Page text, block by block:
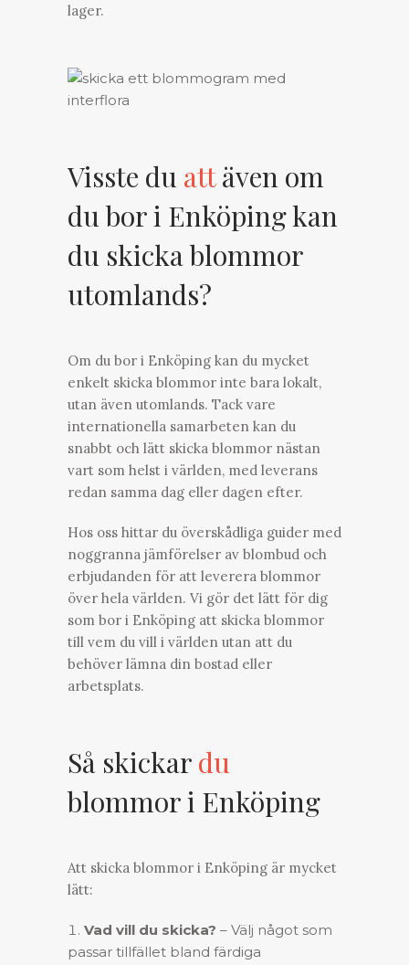
lager.
Visste du attäven om
du bor i Enköping kan
du skicka blommor
utomlands?
Om du bor i Enköping kan du mycket
enkelt skicka blommor inte bara lokalt,
utan även utomlands. Tack vare
internationella samarbeten kan du
snabbt och lätt skicka blommor nästan
vart som helst i världen, med leverans
redan samma dag eller dagen efter.
Hos oss hittar du överskådliga guider med
noggranna jämförelser av blombud och
erbjudanden för att leverera blommor
över hela världen. Vi gör det lätt för dig
som bor i Enköping att skicka blommor
till vem du vill i världen utan att du
behöver lämna din bostad eller
arbetsplats.
Så skickar du
blommor i Enköping
Att skicka blommor i Enköping är mycket
lätt:
Vad vill du skicka? – Välj något som
passar tillfället bland färdiga